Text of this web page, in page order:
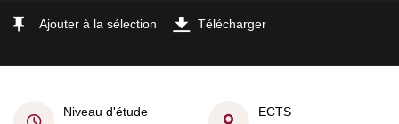
Ajouter à la sélection Télécharger
Niveau d'étude
ECTS